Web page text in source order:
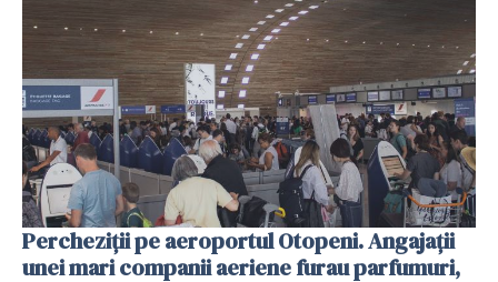
Percheziții pe aeroportul Otopeni. Angajații
unei mari companii aeriene furau parfumuri,